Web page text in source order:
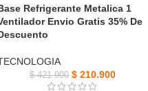
Refrigerante Metalica 1
Envio Gratis 35% De
$421.900 $ 210.900